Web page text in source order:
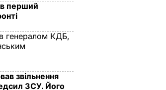
перший
генералом КДБ,
звільнення
ЗСУ. Його